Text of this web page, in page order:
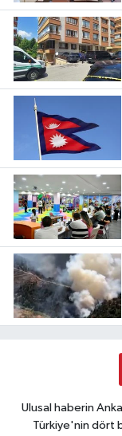
Ulusal haberin
Türkiye'nin dört